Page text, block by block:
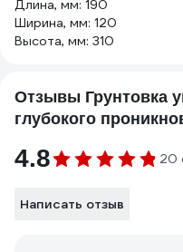
Длина, мм: 190
Ширина, мм: 120
Высота, мм: 310
Отзывы Грунтовка
глубокого
4.8 20
Написать отзыв